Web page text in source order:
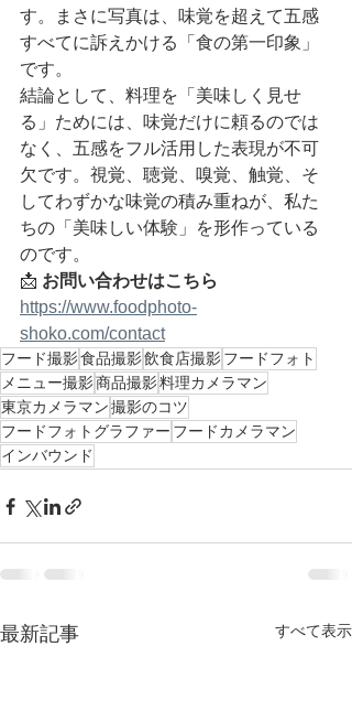
す。まさに写真は、味覚を超えて五感
すべてに訴えかける「食の第一印象」
です。
結論として、料理を「美味しく見せ
る」ためには、味覚だけに頼るのでは
なく、五感をフル活用した表現が不可
欠です。視覚、聴覚、嗅覚、触覚、そ
してわずかな味覚の積み重ねが、私た
ちの「美味しい体験」を形作っている
のです。
📩 お問い合わせはこちら
https://www.foodphoto-
shoko.com/contact
フード撮影食品撮影飲食店撮影フードフォト
メニュー撮影商品撮影料理カメラマン
東京カメラマン撮影のコツ
フードフォトグラファー フードカメラマン
インバウンド
最新記事 すべて表示